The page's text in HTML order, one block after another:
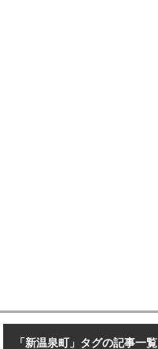
「新温泉町」タグの記事一覧